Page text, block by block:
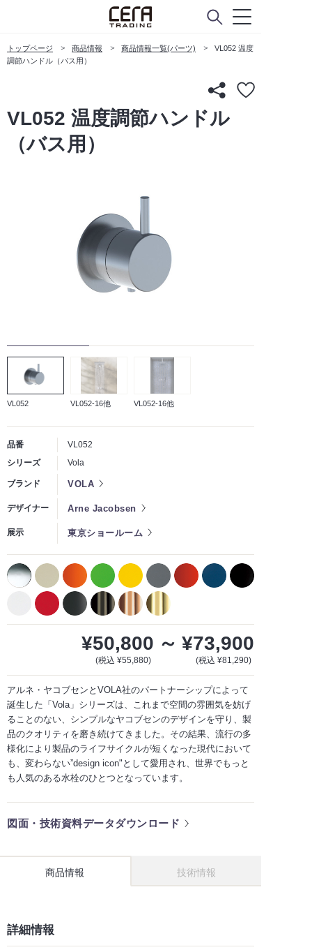
トップページ 商品情報 商品情報一覧(パーツ)
VL052 温度
調節ハンドル（バス用）
VL052 温度調節ハンドル
（バス用）
VL052 VL052-16他 VL052-16他
品番
VL052
シリーズ
Vola
ブランド VOLA
デザイナー Arne Jacobsen
展示 東京ショールーム
¥50,800
(税込 ¥55,880)
～ ¥73,900
(税込 ¥81,290)
アルネ・ヤコブセンとVOLA社のパートナーシップによって
誕生した「Vola」シリーズは、これまで空間の雰囲気を妨げ
ることのない、シンプルなヤコブセンのデザインを守り、製
品のクオリティを磨き続けてきました。その結果、流行の多
様化により製品のライフサイクルが短くなった現代において
も、変わらない”design icon"として愛用され、世界でもっと
も人気のある水栓のひとつとなっています。
図面・技術資料データダウンロード
商品情報 技術情報
詳細情報